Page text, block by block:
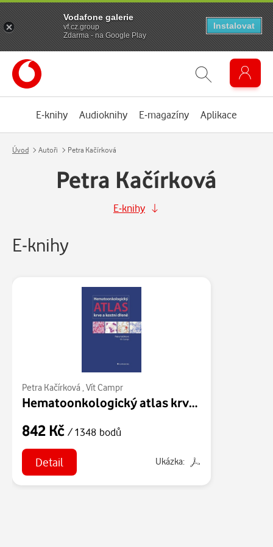
E-knihy Audioknihy E-magazíny Aplikace
Úvod Autoři Petra Kačírková
Petra Kačírková
E-knihy
E-knihy
Petra Kačírková , Vít Campr
Hematoonkologický atlas krve a kostní dřeně
842 Kč / 1348 bodů
Detail Ukázka:
Vodafone galerie
vf.cz.group
Zdarma - na Google Play
Instalovat